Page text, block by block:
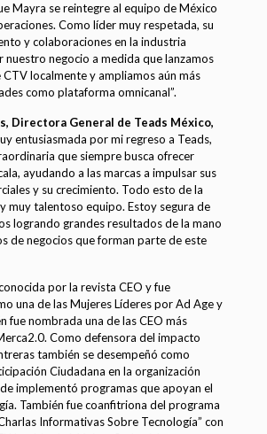
Mayra se reintegre al equipo de México
Como líder muy respetada, su
y colaboraciones en la industria
nuestro negocio a medida que lanzamos
localmente y ampliamos aún más
como plataforma omnicanal”.
Directora General de Teads México,
entusiasmada por mi regreso a Teads,
que siempre busca ofrecer
ayudando a las marcas a impulsar sus
y su crecimiento. Todo esto de la
muy talentoso equipo. Estoy segura de
logrando grandes resultados de la mano
de negocios que forman parte de este
por la revista CEO y fue
una de las Mujeres Líderes por Ad Age y
fue nombrada una de las CEO más
Como defensora del impacto
también se desempeñó como
Ciudadana en la organización
implementó programas que apoyan el
También fue coanfitriona del programa
Informativas Sobre Tecnología” con